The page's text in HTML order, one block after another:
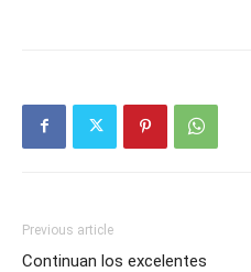
Previous article
Continuan los excelentes